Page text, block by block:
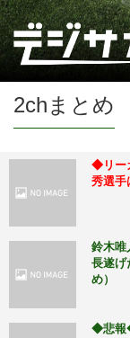
2chまとめ
◆リー
秀選手
鈴木唯
長遂げ
め）
◆悲報